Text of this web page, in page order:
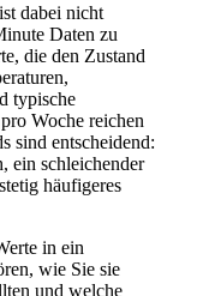
ist dabei nicht
Daten zu
die den Zustand
typische
Woche reichen
sind entscheidend:
ein schleichender
häufigeres
in ein
wie Sie sie
und welche